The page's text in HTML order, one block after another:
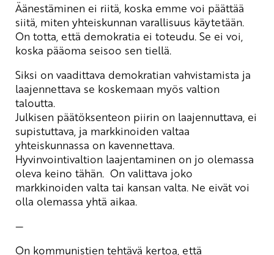
Äänestäminen ei riitä, koska emme voi päättää
siitä, miten yhteiskunnan varallisuus käytetään.
On totta, että demokratia ei toteudu. Se ei voi,
koska pääoma seisoo sen tiellä.
Siksi on vaadittava demokratian vahvistamista ja
laajennettava se koskemaan myös valtion
taloutta.
Julkisen päätöksenteon piirin on laajennuttava, ei
supistuttava, ja markkinoiden valtaa
yhteiskunnassa on kavennettava.
Hyvinvointivaltion laajentaminen on jo olemassa
oleva keino tähän. On valittava joko
markkinoiden valta tai kansan valta. Ne eivät voi
olla olemassa yhtä aikaa.
—
On kommunistien tehtävä kertoa, että